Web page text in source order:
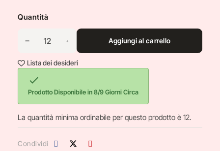
Quantità
Aggiungi al carrello
Lista dei desideri

Prodotto Disponibile in 8/9 Giorni Circa
La quantità minima ordinabile per questo prodotto è 12.
Condividi